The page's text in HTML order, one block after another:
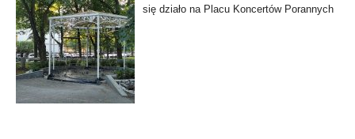
się działo na Placu Koncertów Porannych